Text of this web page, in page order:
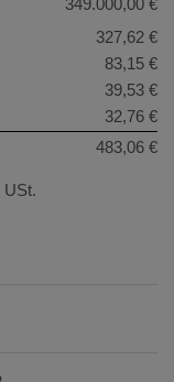
349.000,00 €
327,62 €
83,15 €
39,53 €
32,76 €
483,06 €
USt.